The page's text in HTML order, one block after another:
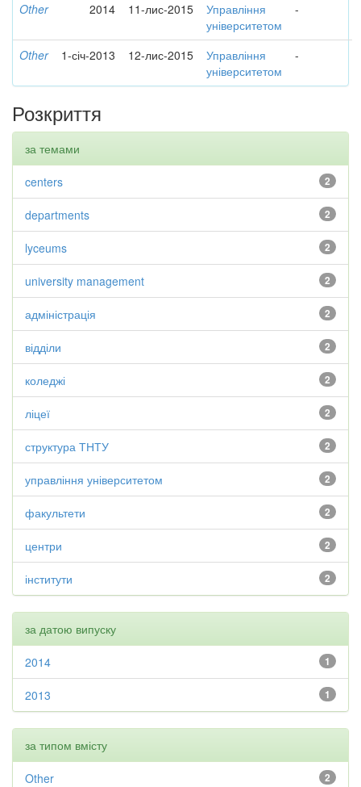
Other 2014 11-лис-2015
Управління
університетом
-
Other 1-січ-2013 12-лис-2015
Управління
університетом
-
Розкриття
за темами
2
centers
2
departments
2
lyceums
2
university management
2
адміністрація
2
відділи
2
коледжі
2
ліцеї
2
структура ТНТУ
2
управління університетом
2
факультети
2
центри
2
інститути
за датою випуску
1
2014
1
2013
за типом вмісту
2
Other